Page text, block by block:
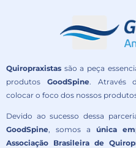
Quiropraxistas são a peça
produtos GoodSpine. Através
colocar o foco dos nossos
Devido ao sucesso dessa
GoodSpine, somos aúnica
Associação Brasileira de